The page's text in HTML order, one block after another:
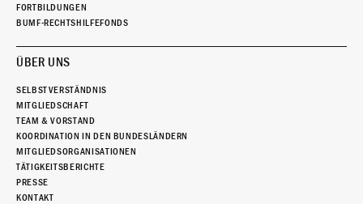
FORTBILDUNGEN
BUMF-RECHTSHILFEFONDS
ÜBER UNS
SELBSTVERSTÄNDNIS
MITGLIEDSCHAFT
TEAM & VORSTAND
KOORDINATION IN DEN BUNDESLÄNDERN
MITGLIEDSORGANISATIONEN
TÄTIGKEITSBERICHTE
PRESSE
KONTAKT